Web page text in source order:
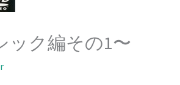
ック編その1〜